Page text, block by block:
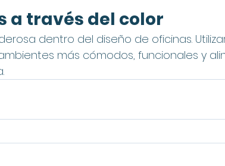
a través del color
dentro del diseño de oficinas.
más cómodos, funcionales y